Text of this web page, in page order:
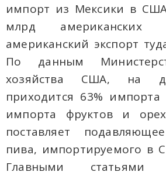
импорт из Мексики в США
млрд американских
американский экспорт
По данным
хозяйства США, на
приходится 63%
импорта фруктов и
поставляет
пива, импортируемого в
Главными статьями